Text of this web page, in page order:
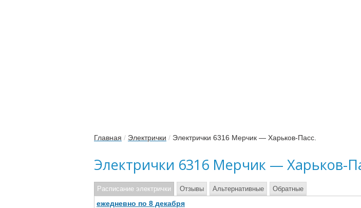
Главная / Электрички / Электрички 6316 Мерчик — Харьков-Пасс.
Электрички 6316 Мерчик — Харьков-
Расписание электрички
ежедневно по 8 декабря
Отзывы Альтернативные Обратные